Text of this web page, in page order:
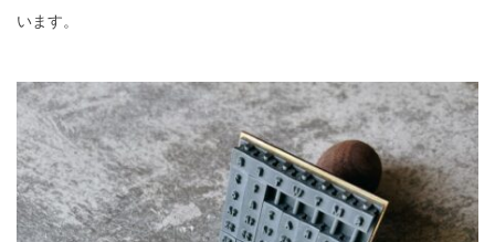
います。